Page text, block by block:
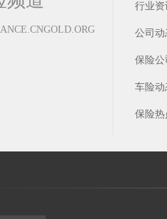
行业资
公司动
保险公
车险动
保险热